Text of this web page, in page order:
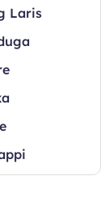
Laris